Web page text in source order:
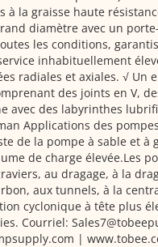
à la graisse haute
diamètre avec un
les conditions,
inhabituellement
radiales et axiales. √
des joints en V,
avec des labyrinthes
Applications des
de la pompe à sable et à
de charge élevée.Les
au dragage, à la
aux tunnels, à la
cyclonique à tête plus
Courriel:
|